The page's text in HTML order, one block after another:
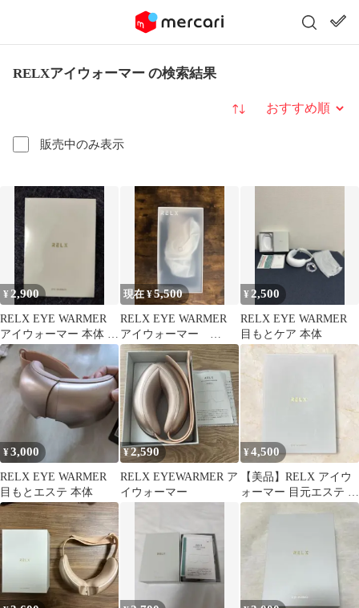
RELXアイウォーマー の検索結果
販売中のみ表示
並び替え
¥ 2,900
RELX EYE WARMER
アイウォーマー 本体 新
品
現在 ¥5,500
RELX EYE WARMER
アイウォーマー
EX07W/EX07G
¥ 2,500
RELX EYE WARMER
目もとケア 本体
¥3,000
RELX EYE WARMER
目もとエステ 本体
¥2,590
RELX EYEWARMER ア
イウォーマー
¥4,500
【美品】RELX アイウ
ォーマー 目元エステ 温
熱 ホットアイマスク リ